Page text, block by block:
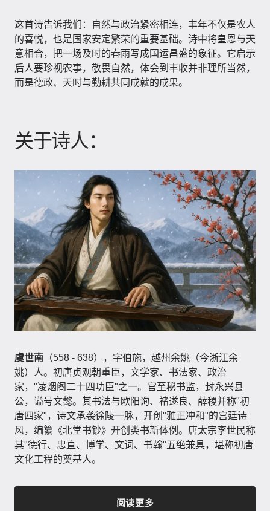
这首诗告诉我们：自然与政治紧密相连，丰年不仅是农人
的喜悦，也是国家安定繁荣的重要基础。诗中将皇恩与天
意相合，把一场及时的春雨写成国运昌盛的象征。它启示
后人要珍视农事，敬畏自然，体会到丰收并非理所当然，
而是德政、天时与勤耕共同成就的成果。
关于诗人：
虞世南 （558 - 638），字伯施，越州余姚（今浙江余
姚）人。初唐贞观朝重臣，文学家、书法家、政治
家，"凌烟阁二十四功臣"之一。官至秘书监，封永兴县
公，谥号文懿。其书法与欧阳询、褚遂良、薛稷并称"初
唐四家"，诗文承袭徐陵一脉，开创"雅正冲和"的宫廷诗
风，编纂《北堂书钞》开创类书新体例。唐太宗李世民称
其"德行、忠直、博学、文词、书翰"五绝兼具，堪称初唐
文化工程的奠基人。
阅读更多